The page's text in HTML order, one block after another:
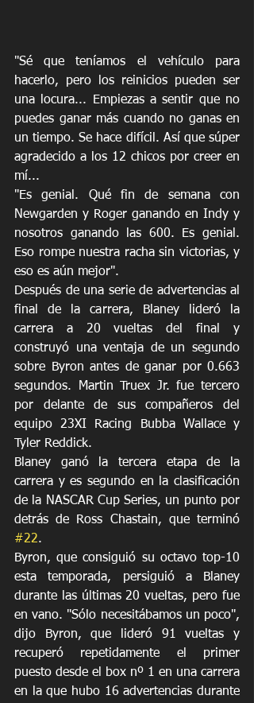
"Sé que teníamos el vehículo para
hacerlo, pero los reinicios pueden ser
una locura... Empiezas a sentir que no
puedes ganar más cuando no ganas en
un tiempo. Se hace difícil. Así que súper
agradecido a los 12 chicos por creer en
mí...
"Es genial. Qué fin de semana con
Newgarden y Roger ganando en Indy y
nosotros ganando las 600. Es genial.
Eso rompe nuestra racha sin victorias, y
eso es aún mejor".
Después de una serie de advertencias al
final de la carrera, Blaney lideró la
carrera a 20 vueltas del final y
construyó una ventaja de un segundo
sobre Byron antes de ganar por 0.663
segundos. Martin Truex Jr. fue tercero
por delante de sus compañeros del
equipo 23XI Racing Bubba Wallace y
Tyler Reddick.
Blaney ganó la tercera etapa de la
carrera y es segundo en la clasificación
de la NASCAR Cup Series, un punto por
#22.
Byron, que consiguió su octavo top-10
esta temporada, persiguió a Blaney
durante las últimas 20 vueltas, pero fue
en vano. "Sólo necesitábamos un poco",
dijo Byron, que lideró 91 vueltas y
recuperó repetidamente el primer
puesto desde el box nº 1 en una carrera
en la que hubo 16 advertencias durante